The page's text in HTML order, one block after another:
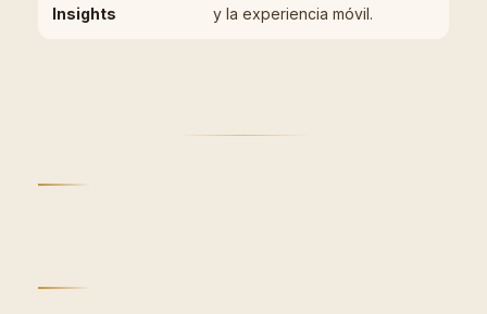
Insights
y la experiencia móvil.